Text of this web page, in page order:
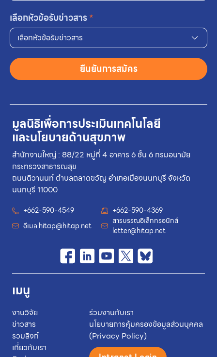
มูลนิธิเพื่อการประเมินเทคโนโลยี
และนโยบายด้านสุขภาพ
สำนักงานใหญ่ : 88/22 หมู่ที่ 4 อาคาร 6 ชั้น 6 กรมอนามัย
กระทรวงสาธารณสุข
ถนนติวานนท์ ตำบลตลาดขวัญ อำเภอเมืองนนทบุรี จังหวัด
นนทบุรี 11000
+662-590-4549
+662-590-4369
อีเมล hitap@hitap.net
สารบรรณอิเล็กทรอนิกส์
letter@hitap.net
เมนู
งานวิจัย
ข่าวสาร
รวมลิงก์
เกี่ยวกับเรา
ร่วมงานกับเรา
นโยบายการคุ้มครองข้อมูลส่วนบุคคล
(Privacy Policy)
เลือกหัวข้อรับข่าวสาร*
เลือกหัวข้อรับข่าวสาร
ยืนยันการสมัคร